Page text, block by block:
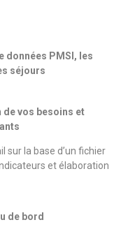
données PMSI, les
séjours
de vos besoins et
sur la base d’un fichier
et élaboration
de bord